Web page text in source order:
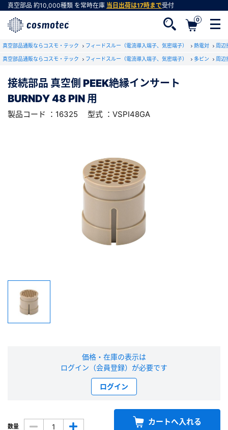
真空部品 約10,000種類 を常時在庫 当日出荷は17時まで受付
0
真空部品通販ならコスモ・テック フィードスルー（電流導入端子、気密端子） 熱電対 周辺
真空部品通販ならコスモ・テック フィードスルー（電流導入端子、気密端子） 多ピン 周辺
接続部品 真空側 PEEK絶縁インサート
BURNDY 48 PIN 用
製品コード ：16325 型式 ：VSPI48GA
価格・在庫の表示は
ログイン（会員登録）が必要です
ログイン
数量 カートへ入れる
RoHS2適合報告書のダウンロード
下記製品のRoHS2適合報告書のダウンロードをします。
接続部品 真空側 PEEK絶縁インサート
BURNDY 48 PIN 用
型式 ：VSPI48GA 製品コード ：16325
ダウンロードする
会員登録がお済みでない方
会員登録をすれば、便利な機能がご利用いただけ
ます。
があります。また当社の判断によりお断りする場合があります。
※パスワードをお忘れの方は、 パスワード再発行ページ
※メールアドレスを忘れた方は、お問い合わせページよりお問い合わせくださ